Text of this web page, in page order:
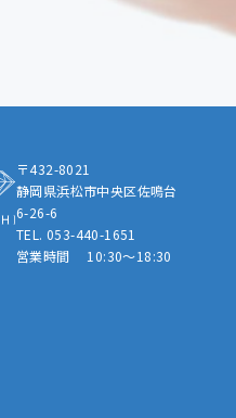
〒432-8021
静岡県浜松市中央区佐鳴台
6-26-6
TEL. 053-440-1651
営業時間 10:30～18:30